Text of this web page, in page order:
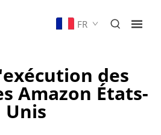
FR
des
Amazon États-
Unis